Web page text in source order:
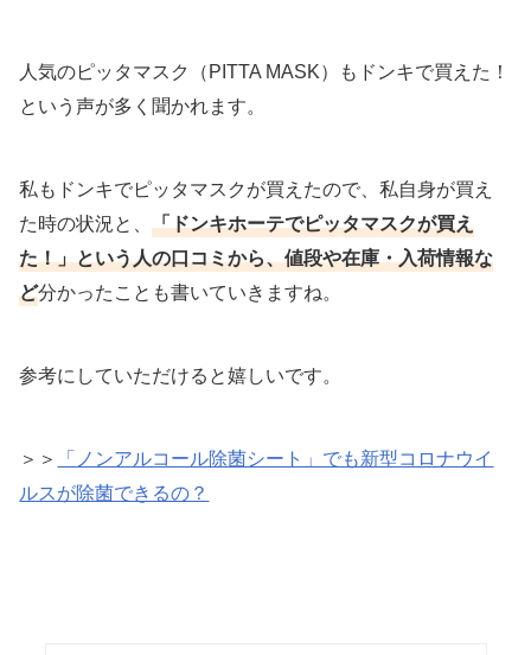
人気のピッタマスク（PITTA MASK）もドンキで買えた！
という声が多く聞かれます。
私もドンキでピッタマスクが買えたので、私自身が買え
た時の状況と、「ドンキホーテでピッタマスクが買え
た！」という人の口コミから、値段や在庫・入荷情報な
ど分かったことも書いていきますね。
参考にしていただけると嬉しいです。
＞＞
「ノンアルコール除菌シート」でも新型コロナウイ
ルスが除菌できるの？